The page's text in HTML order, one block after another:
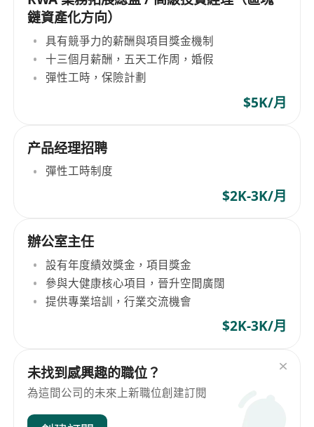
鏈資產化方向）
具有競爭力的薪酬與項目獎金機制
十三個月薪酬，五天工作周，婚假
彈性工時，保險計劃
$5K/月
产品经理招聘
彈性工時制度
$2K-3K/月
辦公室主任
設有年度績效獎金，項目獎金
參與大健康核心項目，晉升空間廣闊
提供專業培訓，行業交流機會
$2K-3K/月
未找到感興趣的職位？
為這間公司的未來上新職位創建訂閱